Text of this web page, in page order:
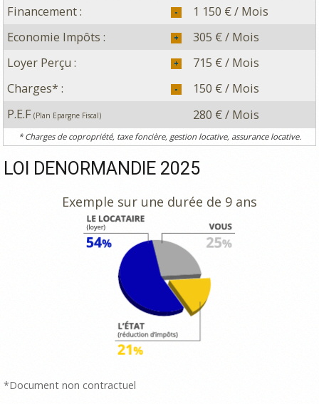
Financement :
1 150 € / Mois
Economie Impôts :
305 € / Mois
Loyer Perçu :
715 € / Mois
Charges* :
150 € / Mois
P.E.F (Plan Epargne Fiscal) 280 € / Mois
* Charges de copropriété, taxe foncière, gestion locative, assurance locative.
LOI DENORMANDIE 2025
Exemple sur une durée de 9 ans
*Document non contractuel